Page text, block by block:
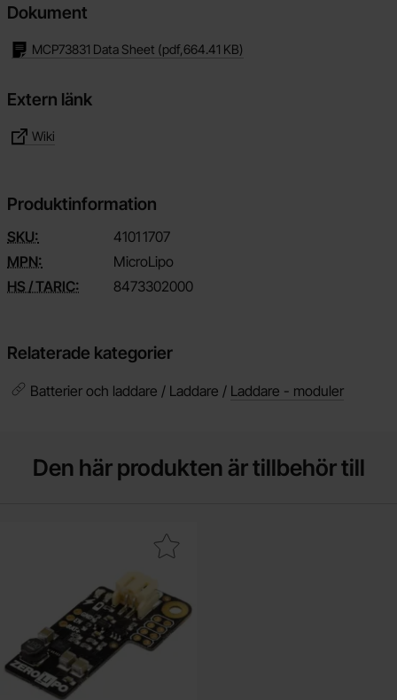
Dokument
MCP73831 Data Sheet (pdf,664.41 KB)
Extern länk
Wiki
Produktinformation
SKU: 41011707
MPN:
MicroLipo
HS / TARIC:
8473302000
Relaterade kategorier
Batterier och laddare / Laddare / Laddare - moduler
Den här produkten är tillbehör till
Makera liPo Shim adapter som favorit